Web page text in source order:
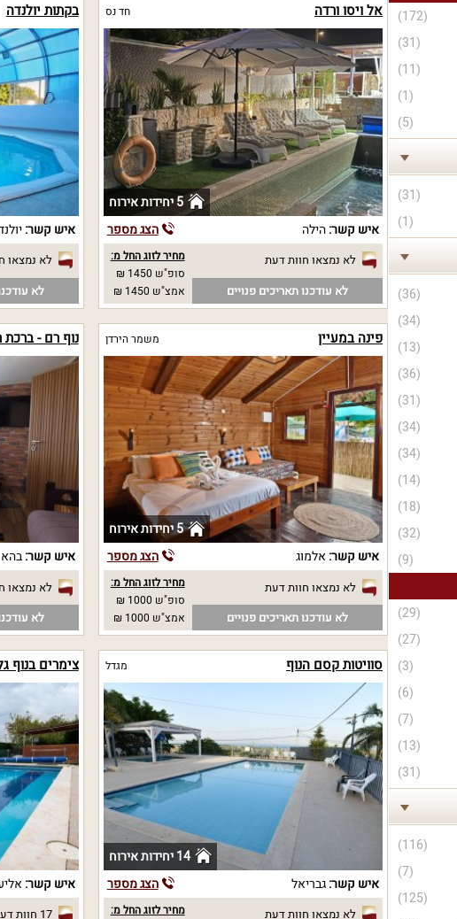
(172)
(31)
(11)
(1)
(5)
(31)
(1)
(36)
(34)
(13)
(36)
(31)
(34)
(34)
(14)
(18)
(32)
(9)
(29)
(27)
(3)
(6)
(7)
(13)
(31)
(116)
(7)
(125)
אל ויסו ורדה חד נס
5 יחידות אירוח
איש קשר:הילה הצג מספר
לא נמצאו חוות דעת
לא עודכנו תאריכים פנויים
מחיר לזוג החל מ:
סופ"ש 1450 ₪
אמצ"ש 1450 ₪
בקתות יולנדה
איש קשר:
לא נמצאו
לא
פינה במעיין משמר הירדן
5 יחידות אירוח
איש קשר: אלמוג הצג מספר
לא נמצאו חוות דעת
לא עודכנו תאריכים פנויים
מחיר לזוג החל מ:
סופ"ש 1000 ₪
אמצ"ש 1000 ₪
נוף רם - ברכת
איש קשר:בהא
לא נמצאו
לא
סוויטות קסם הנוף מגדל
14 יחידות אירוח
איש קשר:גבריאל הצג מספר
לא נמצאו חוות דעת
מחיר לזוג החל מ:
צימרים בנוף
איש קשר:
17 חוות דעת אמיתיות